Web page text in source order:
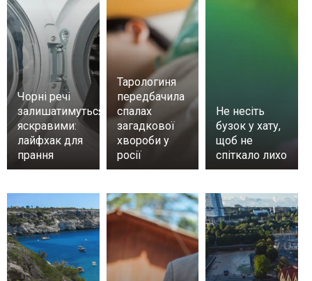
Чорні речі
залишатимуться
яскравими:
лайфхак для
прання
Тарологиня
передбачила
спалах
загадкової
хвороби у
росії
Не несіть
бузок у хату,
щоб не
спіткало лихо